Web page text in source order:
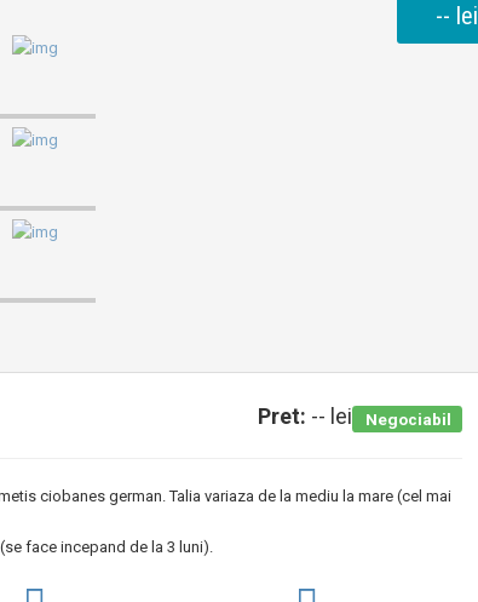
-- lei
Pret: -- lei Negociabil
ciobanes german. Talia variaza de la mediu la mare (cel mai
face incepand de la 3 luni).